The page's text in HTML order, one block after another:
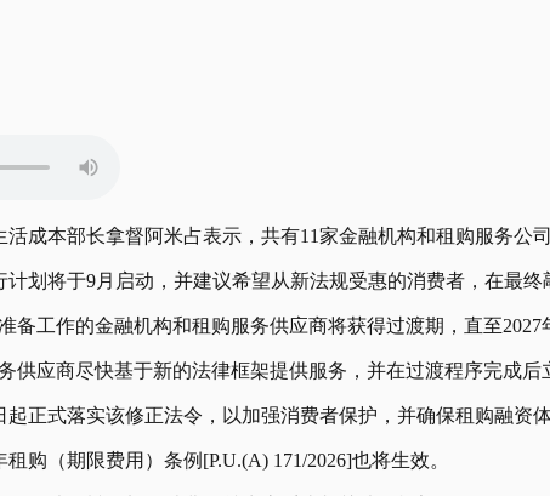
活成本部长拿督阿米占表示，共有11家金融机构和租购服务
划将于9月启动，并建议希望从新法规受惠的消费者，在最终
备工作的金融机构和租购服务供应商将获得过渡期，直至2027
供应商尽快基于新的法律框架提供服务，并在过渡程序完成后
起正式落实该修正法令，以加强消费者保护，并确保租购融资
购（期限费用）条例[P.U.(A) 171/2026]也将生效。